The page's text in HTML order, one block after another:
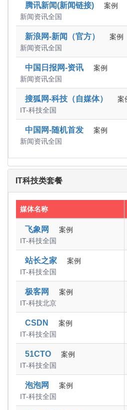
腾讯新闻(新闻链接)
案例
新闻资讯全国
新浪网-新闻（官方）
案例
新闻资讯全国
中国日报网-资讯
案例
新闻资讯全国
搜狐网-科技（自媒体）
案
IT-科技全国
中国网-随机首发
案例
新闻资讯全国
IT科技类套餐
媒体名称
飞象网
案例
IT-科技全国
站长之家
案例
IT-科技全国
极客网
案例
IT-科技北京
CSDN
案例
IT-科技全国
51CTO
案例
IT-科技全国
泡泡网
案例
IT-科技全国